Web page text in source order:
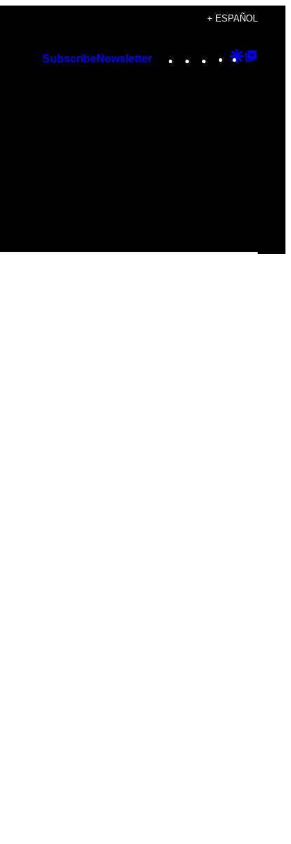
+ ESPAÑOL
SubscribeNewsletter Instagram
TikTok
YouTube
Google